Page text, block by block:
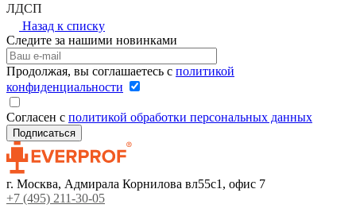
ЛДСП
Назад к списку
Следите за нашими новинками
Продолжая, вы соглашаетесь с политикой
конфиденциальности
Согласен с политикой обработки персональных данных
г. Москва, Адмирала Корнилова вл55с1, офис 7
+7 (495) 211-30-05